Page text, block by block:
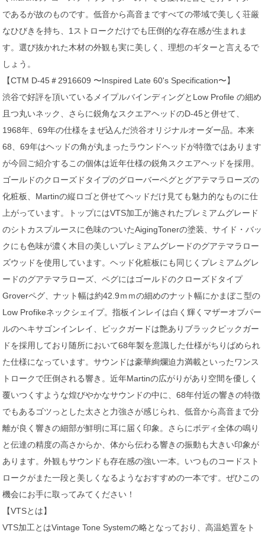
であるが故のものです。低音から高音まですべての帯域で美しく荘厳
なひびきを持ち、1ストロークだけでも圧倒的な存在感が生まれま
す。選び抜かれた木材の外観も実に美しく、理想のギターと言えるで
しょう。
【CTM D-45＃2916609 〜Inspired Late 60's Specification〜】
渋谷で好評を頂いているメイプルバインディングとLow Profile の細め
且つ丸いネック、さらに鋭角なスクエアヘッドのD-45と併せて、
1968年、69年の仕様をまぜ込んだ渋谷オリジナルオーダー品。本来
68、69年はヘッドの角が丸まったラウンドヘッドが特徴ではあります
が今回ご紹介するこの個体は近年仕様の鋭角スクエアヘッドを採用。
ゴールドのクローズドタイプのグローバーペグとグアテマラローズの
化粧板、Martinの縦ロゴと併せてヘッドだけ見ても魅力的なものに仕
上がっています。トップにはVTS加工が施されたプレミアムグレード
のシトカスプルースに色味のついたAigingTonerの塗装、サイド・バッ
クにも色味が濃く木目の美しいプレミアムグレードのグアテマラロー
ズウッドを使用しています。ヘッド化粧板にも同じくプレミアムグレ
ードのグアテマラローズ、ペグにはゴールドのクローズドタイプ
Groverペグ、ナット幅は約42.9ｍｍの細めのナット幅にかまぼこ型の
Low Profikeネックシェイプ。指板インレイは白く輝くマザーオブパー
ルのヘキサゴンインレイ、ピックガードは艶ありブラックピックガー
ドを採用しており随所において68年製を意識した仕様がちりばめられ
た仕様になっています。サウンドは豪華絢爛迫力満載といったワンス
トロークで圧倒される響き。近年Martinの広がりがあり空間を優しく
覆いつくすような煌びやかなサウンドの中に、68年付近の響きの特徴
でもあるゴツっとした太さと力強さが感じられ、低音から高音まで分
離が良く響きの細部が鮮明に耳に届く印象。さらにボディ全体の鳴り
と伝達の精度の高さからか、体から伝わる響きの振動も大きい印象が
あります。外観もサウンドも存在感の強い一本。いつものコードスト
ロークがまた一段と美しくなるようなおすすめの一本です。ぜひこの
機会にお手に取ってみてください！
【VTSとは】
VTS加工とはVintage Tone Systemの略となっており、高温処置をト